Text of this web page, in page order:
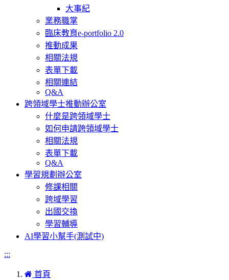
大事紀
業務職掌
臨床教育e-portfolio 2.0
推動成果
相關法規
表單下載
相關連結
Q&A
跨領域學士推動辦公室
什麼是跨領域學士
如何申請跨領域學士
相關法規
表單下載
Q&A
學習規劃辦公室
修課相關
跨域學習
出國交換
學習輔導
AI學習小幫手(測試中)
:::
首頁